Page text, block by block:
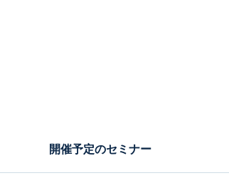
開催予定のセミナー